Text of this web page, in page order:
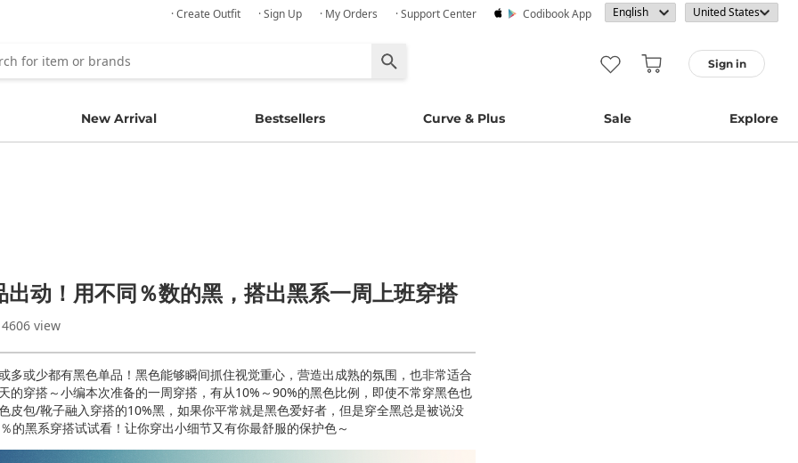
· Create Outfit · Sign Up · My Orders · Support Center Codibook App
Sign in
New Arrival Bestsellers Curve & Plus Sale Explore
出动！用不同％数的黑，搭出黑系一周上班穿搭
view
多或少都有黑色单品！黑色能够瞬间抓住视觉重心，营造出成熟的氛围，也非常适合
的穿搭～小编本次准备的一周穿搭，有从10%～90%的黑色比例，即使不常穿黑色也
皮包/靴子融入穿搭的10%黑，如果你平常就是黑色爱好者，但是穿全黑总是被说没
的黑系穿搭试试看！让你穿出小细节又有你最舒服的保护色～